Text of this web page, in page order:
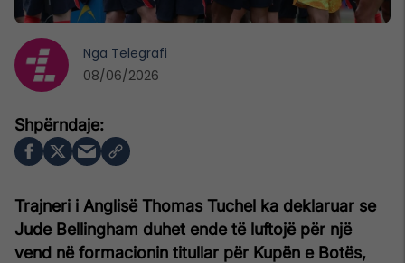
Trajneri i Anglisë Thomas Tuchel ka deklaruar se
Jude Bellingham duhet ende të luftojë për një
vend në formacionin titullar për Kupën e Botës,
Nga Telegrafi
08/06/2026